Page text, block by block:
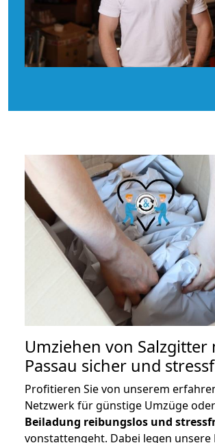
Umziehen von Salzgitter
Passau sicher und
Profitieren Sie von unserem
Netzwerk für günstige Umzüge
Beiladung reibungslos und
vonstattengeht. Dabei legen unsere